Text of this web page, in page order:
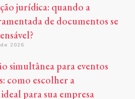
jurídica: quando a
de documentos se
2026
simultânea para eventos
como escolher a
para sua empresa